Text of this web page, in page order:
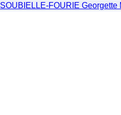
SOUBIELLE-FOURIE Georgette